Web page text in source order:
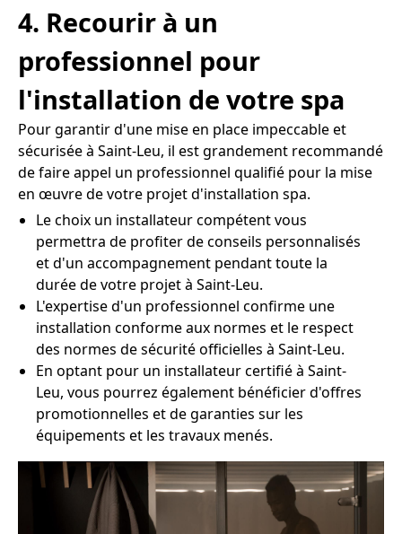
4. Recourir à un
professionnel pour
l'installation de votre spa
Pour garantir d'une mise en place impeccable et
sécurisée à Saint-Leu, il est grandement recommandé
de faire appel un professionnel qualifié pour la mise
en œuvre de votre projet d'installation spa.
Le choix un installateur compétent vous
permettra de profiter de conseils personnalisés
et d'un accompagnement pendant toute la
durée de votre projet à Saint-Leu.
L'expertise d'un professionnel confirme une
installation conforme aux normes et le respect
des normes de sécurité officielles à Saint-Leu.
En optant pour un installateur certifié à Saint-
Leu, vous pourrez également bénéficier d'offres
promotionnelles et de garanties sur les
équipements et les travaux menés.